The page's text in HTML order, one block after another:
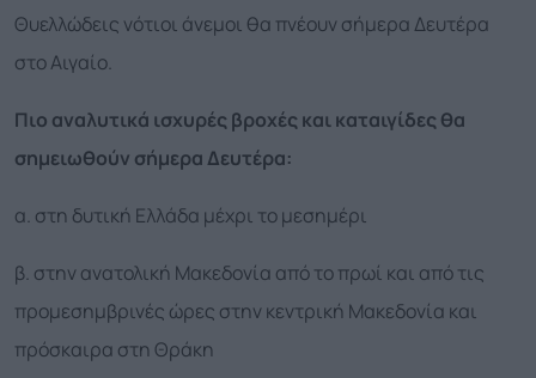
Θυελλώδεις νότιοι άνεμοι θα πνέουν σήμερα Δευτέρα
στο Αιγαίο.
Πιο αναλυτικά ισχυρές βροχές και καταιγίδες θα
σημειωθούν σήμερα Δευτέρα:
α. στη δυτική Ελλάδα μέχρι το μεσημέρι
β. στην ανατολική Μακεδονία από το πρωί και από τις
προμεσημβρινές ώρες στην κεντρική Μακεδονία και
πρόσκαιρα στη Θράκη